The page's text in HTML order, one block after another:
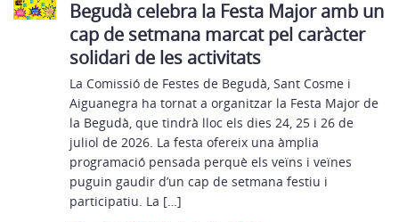
Begudà celebra la Festa Major amb un
cap de setmana marcat pel caràcter
solidari de les activitats
La Comissió de Festes de Begudà, Sant Cosme i
Aiguanegra ha tornat a organitzar la Festa Major de
la Begudà, que tindrà lloc els dies 24, 25 i 26 de
juliol de 2026. La festa ofereix una àmplia
programació pensada perquè els veïns i veïnes
puguin gaudir d’un cap de setmana festiu i
participatiu. La […]